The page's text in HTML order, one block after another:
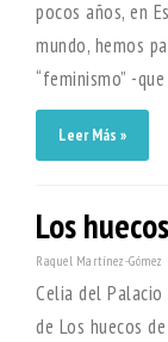
pocos años, en
mundo, hemos
“feminismo” -
Leer Más »
Los
Raquel Martínez-Gómez
Celia del
de Los huecos